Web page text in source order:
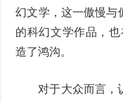
幻文学，这一傲慢与
的科幻文学作品，也
造了鸿沟。
对于大众而言，